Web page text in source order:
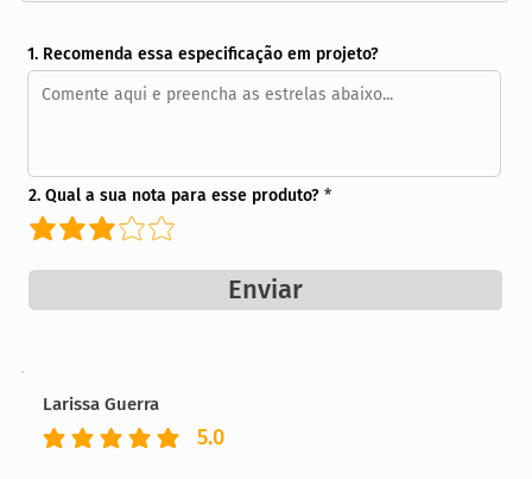
1. Recomenda essa especificação em projeto?
2. Qual a sua nota para esse produto?
Enviar
Larissa Guerra
5.0
classificação média é 5 de 5